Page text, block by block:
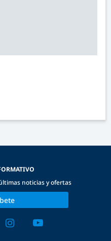
noticias y ofertas